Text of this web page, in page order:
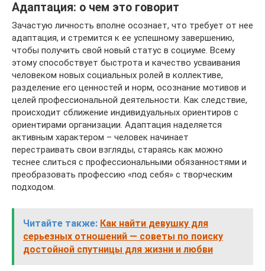
Адаптация: о чем это говорит
Зачастую личность вполне осознает, что требует от нее
адаптация, и стремится к ее успешному завершению,
чтобы получить свой новый статус в социуме. Всему
этому способствует быстрота и качество усваивания
человеком новых социальных ролей в коллективе,
разделение его ценностей и норм, осознание мотивов и
целей профессиональной деятельности. Как следствие,
происходит сближение индивидуальных ориентиров с
ориентирами организации. Адаптация наделяется
активным характером – человек начинает
перестраивать свои взгляды, стараясь как можно
теснее слиться с профессиональными обязанностями и
преобразовать профессию «под себя» с творческим
подходом.
Читайте также: Как найти девушку для
серьезных отношений — советы по поиску
достойной спутницы для жизни и любви